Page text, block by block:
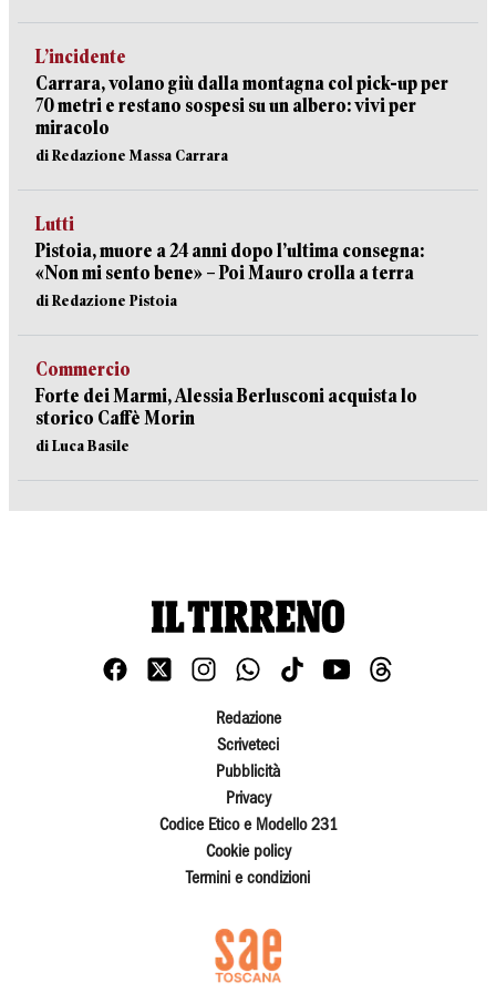
L’incidente
Carrara, volano giù dalla montagna col pick-up per
70 metri e restano sospesi su un albero: vivi per
miracolo
di Redazione Massa Carrara
Lutti
Pistoia, muore a 24 anni dopo l’ultima consegna:
«Non mi sento bene» – Poi Mauro crolla a terra
di Redazione Pistoia
Commercio
Forte dei Marmi, Alessia Berlusconi acquista lo
storico Caffè Morin
di Luca Basile
Redazione
Scriveteci
Pubblicità
Privacy
Codice Etico e Modello 231
Cookie policy
Termini e condizioni